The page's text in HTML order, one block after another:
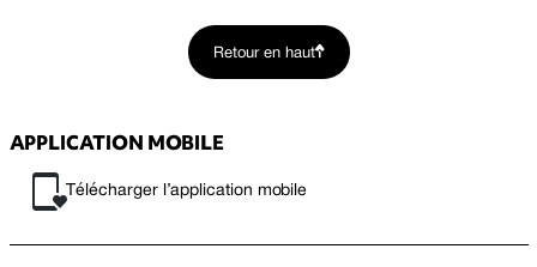
Retour en haut
APPLICATION MOBILE
Télécharger l’application mobile